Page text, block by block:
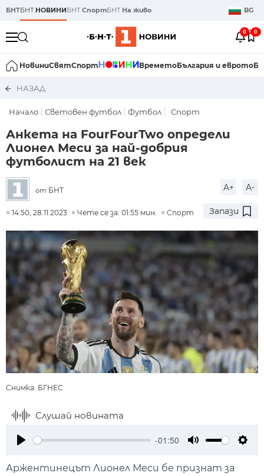
БНТБНТ НОВИНИБНТСпортБНТ На живо BG
0 0
НовиниСвятСпорт ВреметоБългария и еврото
НАЗАД
Начало Световен футбол Футбол Спорт
Анкета на FourFourTwo определи
Лионел Меси за най-добрия
футболист на 21 век
от БНТ A+ A-
14:50, 28.11.2023 Чете се за: 01:55 мин. Спорт Запази
Снимка: БГНЕС
Слушай новината
-01:50
Аржентинецът Лионел Меси бе признат за